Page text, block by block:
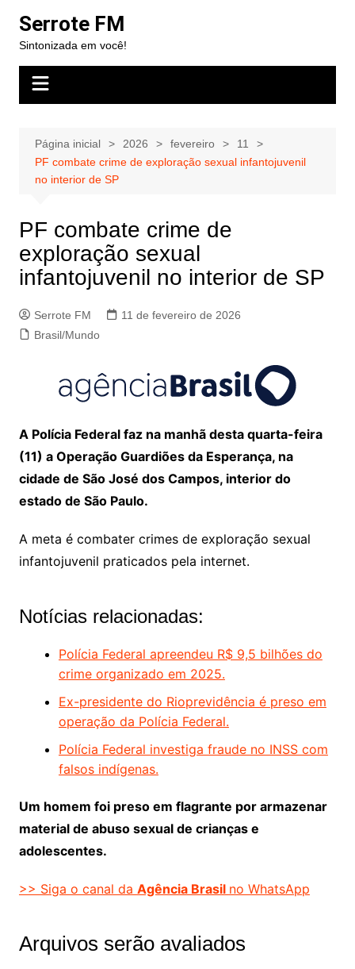
para
conteúdo
Serrote FM
Sintonizada em você!
Página inicial 2026 fevereiro
11
PF combate crime de exploração sexual infantojuvenil
no interior de SP
PF combate crime de
exploração sexual
infantojuvenil no interior de SP
Serrote FM
11 de fevereiro de 2026
Brasil/Mundo
A Polícia Federal faz na manhã desta quarta-feira
(11) a Operação Guardiões da Esperança, na
cidade de São José dos Campos, interior do
estado de São Paulo.
A meta é combater crimes de exploração sexual
infantojuvenil praticados pela internet.
Notícias relacionadas:
Polícia Federal apreendeu R$ 9,5 bilhões do
crime organizado em 2025.
Ex-presidente do Rioprevidência é preso em
operação da Polícia Federal.
Polícia Federal investiga fraude no INSS com
falsos indígenas.
Um homem foi preso em flagrante por armazenar
material de abuso sexual de crianças e
adolescentes.
>> Siga o canal da Agência Brasil no WhatsApp
Arquivos serão avaliados